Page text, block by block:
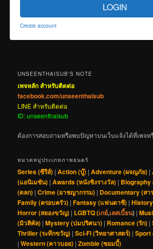
LOGIN
Create account
UNSEENTHAISUB’S NOTE
เพจหลัก สำหรับติดต่อ
facebook.com/unseenthaisub
LINE สำหรับติดต่อ
ID: unseenthaisub
ต้องการสอบถามหรือพบปัญหาบนเว็บแจ้งได้ที่เพจห
หมวดหมู่ประเภทภาพยนตร์
Series (ซีรีส์) |Action (บู๊) |Adventure (ผจญภัย) |
(แอนิเมชัน) |Awards (หนังชิงรางวัล) | Biography
(ตลก) |Crime (อาชญากรรม) | Documentary (สา
Family (ครอบครัว) |Fantasy (แฟนตาซี) |
Horror (สยองขวัญ) | LGBTQ (เกย์,เลสเบี้ยน) |
(มิวสิคัล) |Mystery (ปมปริศนา) | Romance (รัก) |
Thriller (ระทึกขวัญ) |Sci-Fi (วิทยาศาสตร์) |Sport
|Western (คาวบอย) |Zombie (ซอมบี้)